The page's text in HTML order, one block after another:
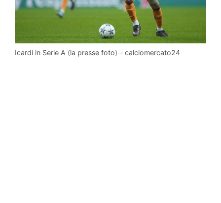
Icardi in Serie A (la presse foto) – calciomercato24